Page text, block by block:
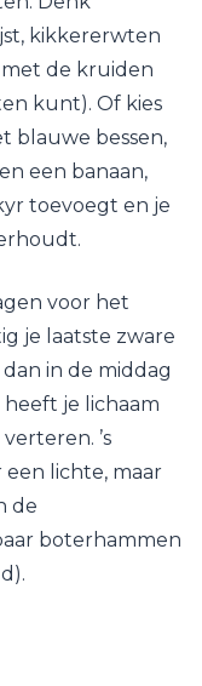
kikkererwten
de kruiden
kunt). Of kies
blauwe bessen,
een banaan,
toevoegt en je
voor het
je laatste zware
in de middag
je lichaam
’s
een lichte, maar
de
boterhammen